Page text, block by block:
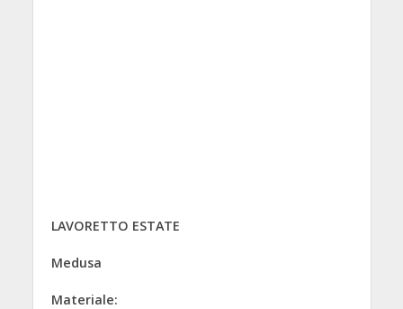
LAVORETTO ESTATE
Medusa
Materiale: